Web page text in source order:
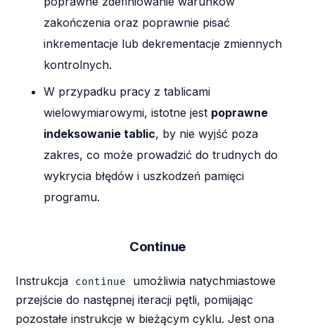
zakończenia oraz poprawnie pisać
inkrementacje lub dekrementacje zmiennych
kontrolnych.
W przypadku pracy z tablicami
wielowymiarowymi, istotne jest poprawne
indeksowanie tablic, by nie wyjść poza
zakres, co może prowadzić do trudnych do
wykrycia błędów i uszkodzeń pamięci
programu.
Continue
Instrukcja continue
umożliwia natychmiastowe
przejście do następnej iteracji pętli, pomijając
pozostałe instrukcje w bieżącym cyklu. Jest ona